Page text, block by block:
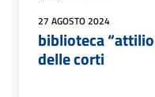
27 AGOSTO 2024
biblioteca
delle corti